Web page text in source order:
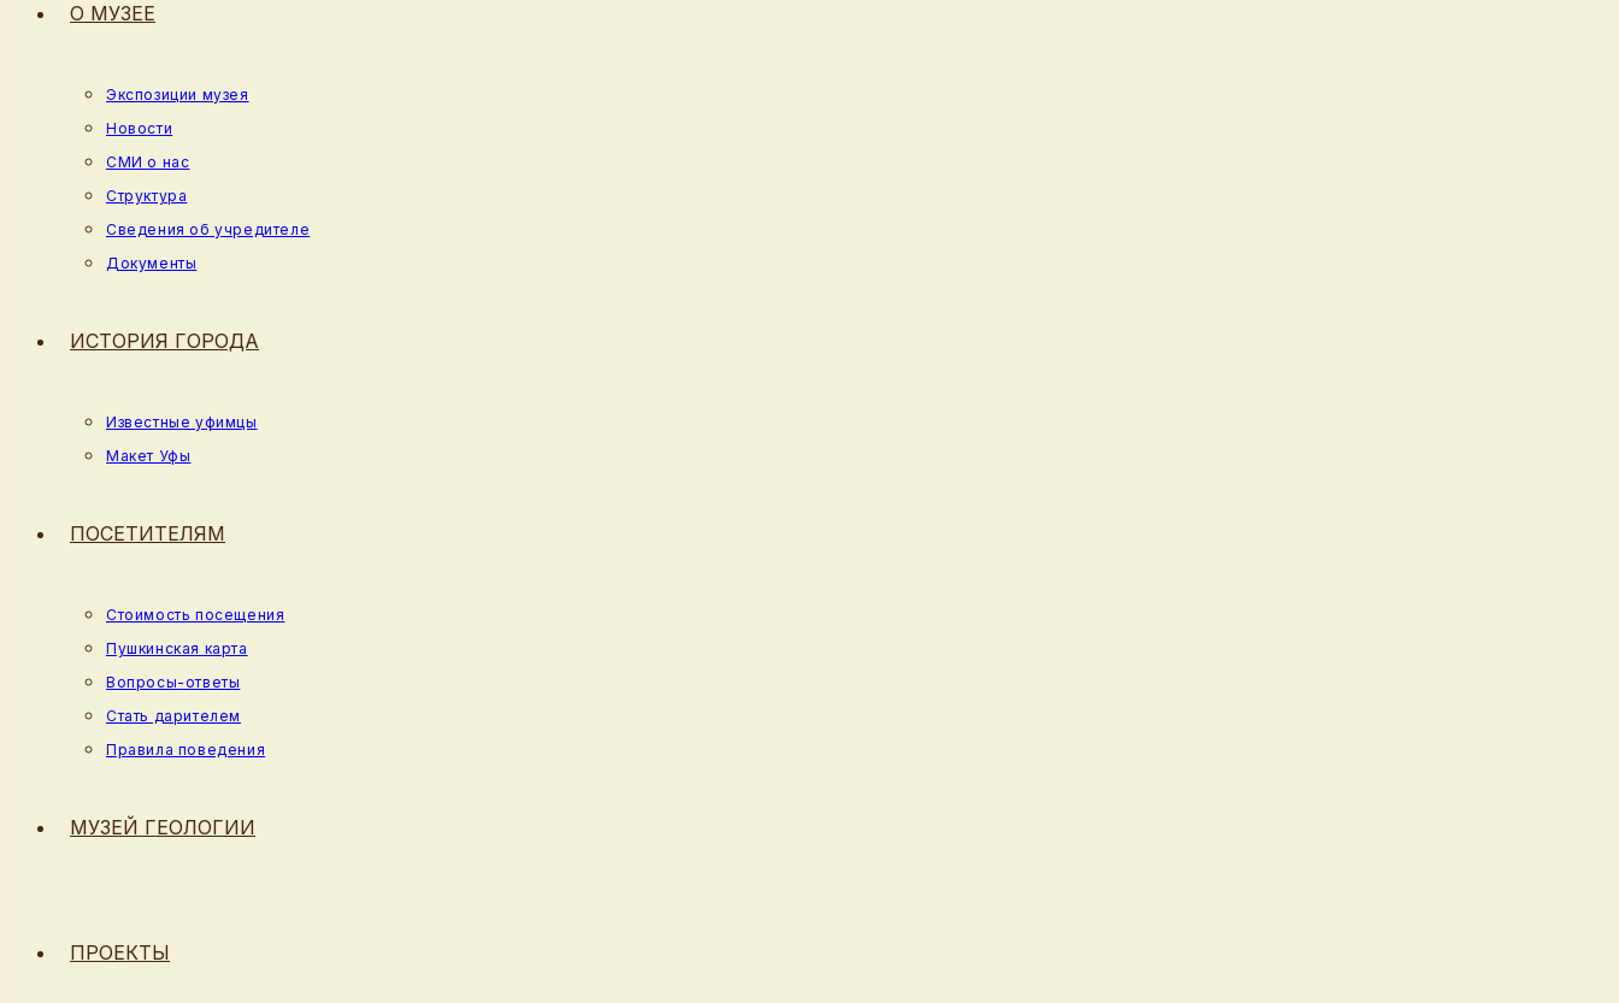
О МУЗЕЕ
Экспозиции музея
Новости
СМИ о нас
Структура
Сведения об учредителе
Документы
ИСТОРИЯ ГОРОДА
Известные уфимцы
Макет Уфы
ПОСЕТИТЕЛЯМ
Стоимость посещения
Пушкинская карта
Вопросы-ответы
Стать дарителем
Правила поведения
МУЗЕЙ ГЕОЛОГИИ
ПРОЕКТЫ